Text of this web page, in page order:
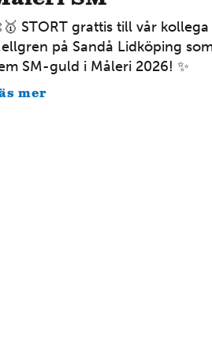
Mer information
BLEKINGE
Karlshamn
STORT grattis till vår kollega
på Sandå Lidköping
SM-guld i Måleri 2026! ✨
mer